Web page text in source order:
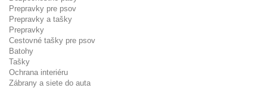
Prepravky pre psov
Prepravky a tašky
Prepravky
Cestovné tašky pre psov
Batohy
Tašky
Ochrana interiéru
Zábrany a siete do auta